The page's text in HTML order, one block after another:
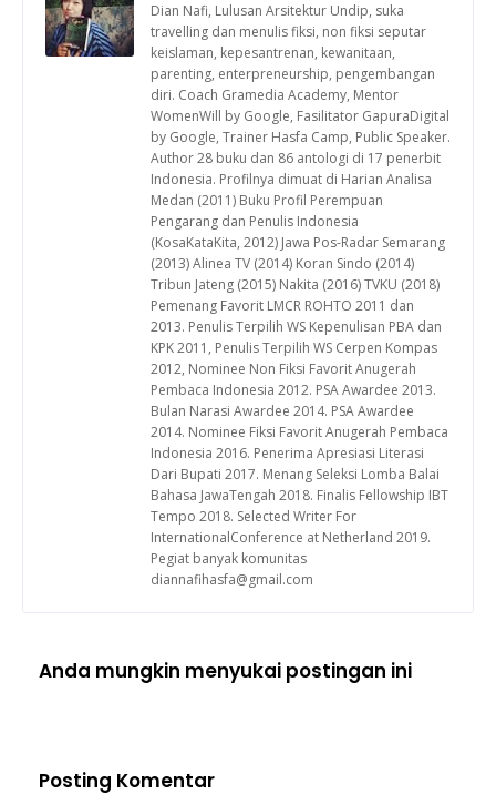
Dian Nafi, Lulusan Arsitektur Undip, suka
travelling dan menulis fiksi, non fiksi seputar
keislaman, kepesantrenan, kewanitaan,
parenting, enterpreneurship, pengembangan
diri. Coach Gramedia Academy, Mentor
WomenWill by Google, Fasilitator GapuraDigital
by Google, Trainer Hasfa Camp, Public Speaker.
Author 28 buku dan 86 antologi di 17 penerbit
Indonesia. Profilnya dimuat di Harian Analisa
Medan (2011) Buku Profil Perempuan
Pengarang dan Penulis Indonesia
(KosaKataKita, 2012) Jawa Pos-Radar Semarang
(2013) Alinea TV (2014) Koran Sindo (2014)
Tribun Jateng (2015) Nakita (2016) TVKU (2018)
Pemenang Favorit LMCR ROHTO 2011 dan
2013. Penulis Terpilih WS Kepenulisan PBA dan
KPK 2011, Penulis Terpilih WS Cerpen Kompas
2012, Nominee Non Fiksi Favorit Anugerah
Pembaca Indonesia 2012. PSA Awardee 2013.
Bulan Narasi Awardee 2014. PSA Awardee
2014. Nominee Fiksi Favorit Anugerah Pembaca
Indonesia 2016. Penerima Apresiasi Literasi
Dari Bupati 2017. Menang Seleksi Lomba Balai
Bahasa JawaTengah 2018. Finalis Fellowship IBT
Tempo 2018. Selected Writer For
InternationalConference at Netherland 2019.
Pegiat banyak komunitas
diannafihasfa@gmail.com
Anda mungkin menyukai postingan ini
Posting Komentar